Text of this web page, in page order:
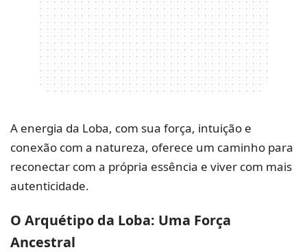
A energia da Loba, com sua força, intuição e
conexão com a natureza, oferece um caminho para
reconectar com a própria essência e viver com mais
autenticidade.
O Arquétipo da Loba: Uma Força
Ancestral